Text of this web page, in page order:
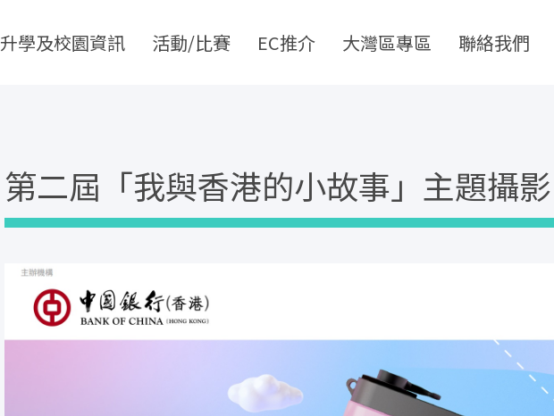
升學及校園資訊 活動/比賽 EC推介 大灣區專區 聯絡我們
第二屆「我與香港的小故事」主題攝